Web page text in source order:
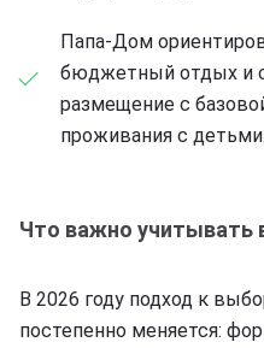
Папа-Дом
бюджетный отдых и
размещение с
проживания с детьми.
Что важно учитывать
В 2026 году подход к
постепенно меняется: